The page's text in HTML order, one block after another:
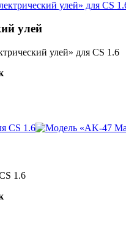
улей
улей» для CS 1.6
1.6